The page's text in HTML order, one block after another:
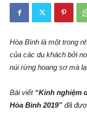
Hòa Bình là một trong
của các du khách bởi
núi rừng hoang sơ mà
Bài viết“Kinh nghiệm
Hòa Bình 2019” đã